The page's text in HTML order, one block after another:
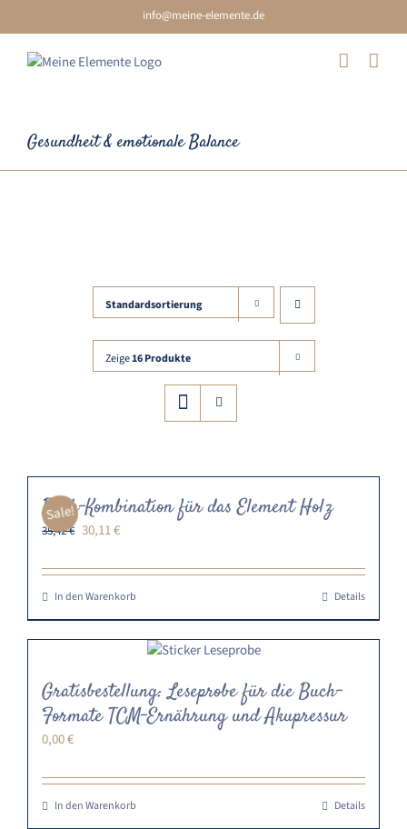
to
content
info@meine-elemente.de
Gesundheit & emotionale Balance
Standardsortierung
Zeige16 Produkte
Sale!
Buch-Kombination für das Element Holz
35,42€ Ursprünglicher
war:
35,42 €
30,11€Aktueller
ist:
30,11 €.
In den Warenkorb Details
Gratisbestellung: Leseprobe für die Buch-
Formate TCM-Ernährung und Akupressur
0,00€
In den Warenkorb Details